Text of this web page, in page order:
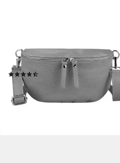
Bag, als Schultertasche, CrossOver,
Umhängetasche tragbar
(3)
44,95 € UVP 59,95 €
-25%
lieferbar - in 2-3 Werktagen bei dir